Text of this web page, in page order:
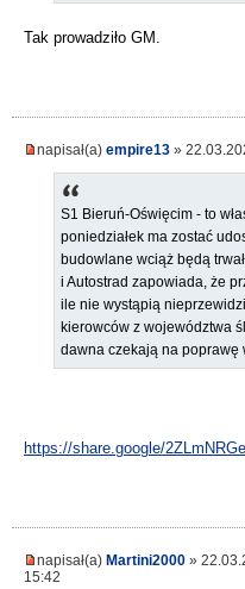
Tak prowadziło GM.
napisał(a) empire13 »
S1 Bieruń-Oświęcim - to
poniedziałek ma zostać
budowlane wciąż będą
i Autostrad zapowiada, że
ile nie wystąpią
kierowców z województwa
dawna czekają na poprawę
https://share.google/
napisał(a) Martini2000 »
15:42